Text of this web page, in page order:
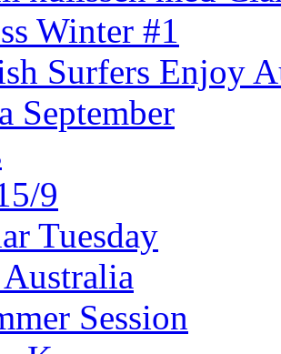
Winter #1
Surfers Enjoy
September
9
Tuesday
Session